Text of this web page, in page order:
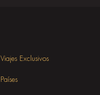
Viajes Exclusivos
Países